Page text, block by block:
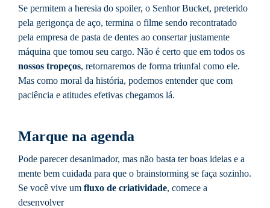
Se permitem a heresia do spoiler, o Senhor Bucket, preterido
pela gerigonça de aço, termina o filme sendo recontratado
pela empresa de pasta de dentes ao consertar justamente
máquina que tomou seu cargo. Não é certo que em todos os
nossos tropeços, retornaremos de forma triunfal como ele.
Mas como moral da história, podemos entender que com
paciência e atitudes efetivas chegamos lá.
Marque na agenda
Pode parecer desanimador, mas não basta ter boas ideias e a
mente bem cuidada para que o brainstorming se faça sozinho.
Se você vive um fluxo de criatividade, comece a
desenvolver